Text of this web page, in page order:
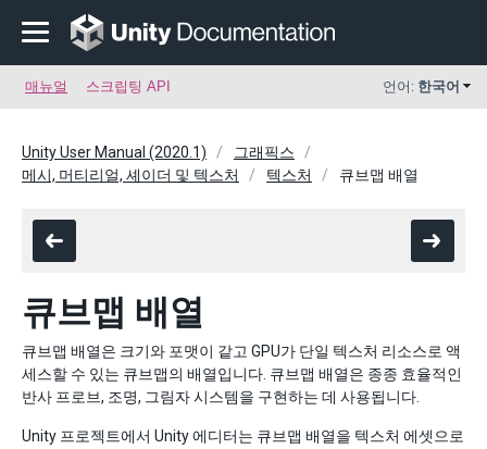
매뉴얼 스크립팅 API 언어: 한국어
Unity User Manual (2020.1)
그래픽스
메시, 머티리얼, 셰이더 및 텍스처
텍스처 큐브맵 배열
큐브맵 배열
큐브맵 배열은 크기와 포맷이 같고 GPU가 단일 텍스처 리소스로 액
세스할 수 있는 큐브맵의 배열입니다. 큐브맵 배열은 종종 효율적인
반사 프로브, 조명, 그림자 시스템을 구현하는 데 사용됩니다.
Unity 프로젝트에서 Unity 에디터는 큐브맵 배열을 텍스처 에셋으로